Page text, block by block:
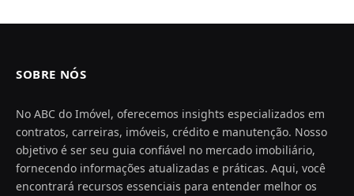
SOBRE NÓS
No ABC do Imóvel, oferecemos insights especializados em
contratos, carreiras, imóveis, crédito e manutenção. Nosso
objetivo é ser seu guia confiável no mercado imobiliário,
fornecendo informações atualizadas e práticas. Aqui, você
encontrará recursos essenciais para entender melhor os